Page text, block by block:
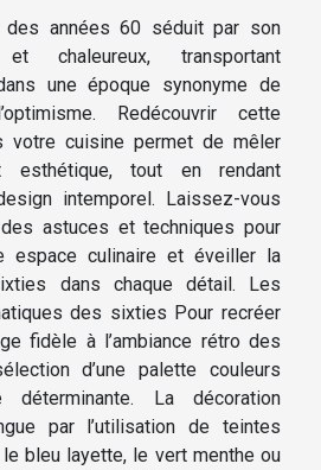
des années 60 séduit par son
chaleureux, transportant
une époque synonyme de
Redécouvrir cette
votre cuisine permet de mêler
esthétique, tout en rendant
intemporel. Laissez-vous
astuces et techniques pour
espace culinaire et éveiller la
dans chaque détail. Les
des sixties Pour recréer
fidèle à l’ambiance rétro des
d’une palette couleurs
déterminante. La décoration
par l’utilisation de teintes
bleu layette, le vert menthe ou